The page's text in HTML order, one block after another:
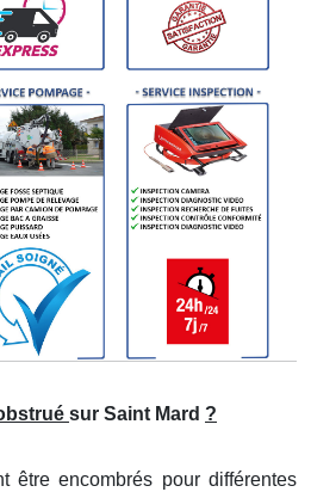
sur Saint Mard ?
être encombrés pour différentes